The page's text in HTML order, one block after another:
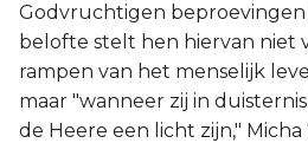
Godvruchtigen
belofte stelt hen hiervan niet
rampen van het menselijk
maar "wanneer zij in
de Heere een licht zijn," Micha